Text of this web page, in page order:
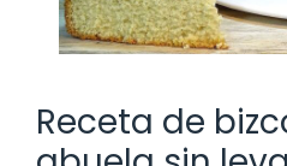
Receta de